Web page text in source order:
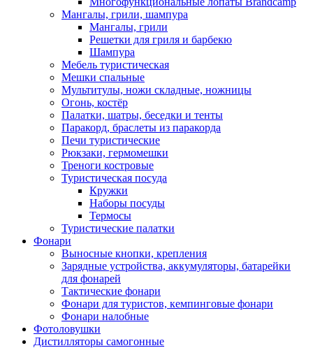
Мангалы, грили, шампура
Мангалы, грили
Решетки для гриля и барбекю
Шампура
Мебель туристическая
Мешки спальные
Мультитулы, ножи складные, ножницы
Огонь, костёр
Палатки, шатры, беседки и тенты
Паракорд, браслеты из паракорда
Печи туристические
Рюкзаки, гермомешки
Треноги костровые
Туристическая посуда
Кружки
Наборы посуды
Термосы
Туристические палатки
Фонари
Выносные кнопки, крепления
Зарядные устройства, аккумуляторы, батарейки
для фонарей
Тактические фонари
Фонари для туристов, кемпинговые фонари
Фонари налобные
Фотоловушки
Дистилляторы самогонные